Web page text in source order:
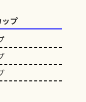
プ